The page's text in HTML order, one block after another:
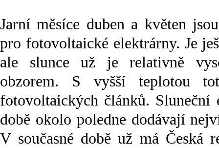
Jarní měsíce duben a květen
pro fotovoltaické elektrárny. Je
ale slunce už je relativně
obzorem. S vyšší teplotou
fotovoltaických článků.
době okolo poledne dodávají
V současné době už má Česká